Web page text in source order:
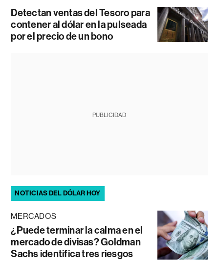
Detectan ventas del Tesoro para
contener al dólar en la pulseada
por el precio de un bono
PUBLICIDAD
NOTICIAS DEL DÓLAR HOY
MERCADOS
¿Puede terminar la calma en el
mercado de divisas? Goldman
Sachs identifica tres riesgos